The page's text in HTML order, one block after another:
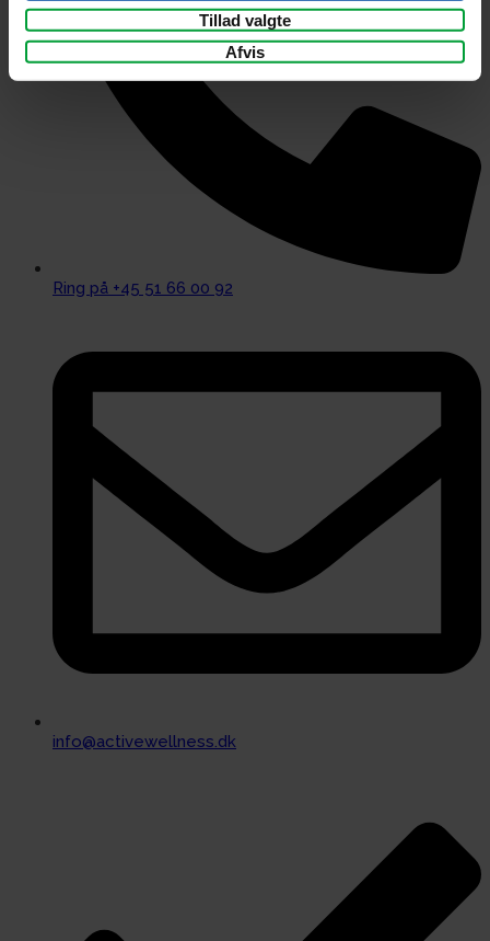
Tillad valgte
Afvis
Ring på +45 51 66 00 92
info@activewellness.dk